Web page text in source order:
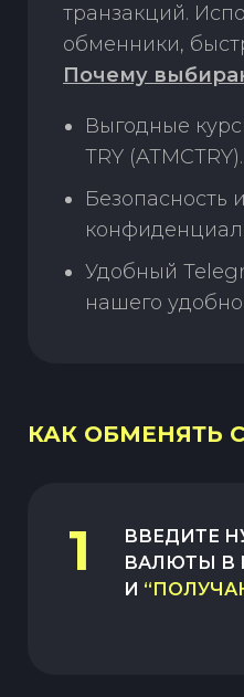
транзакций.
обменники,
Почему
Выгодные
TRY
Удобный
нашего
КАК ОБМЕНЯТЬ
1
ВВЕДИТЕ
ВАЛЮТЫ В
И